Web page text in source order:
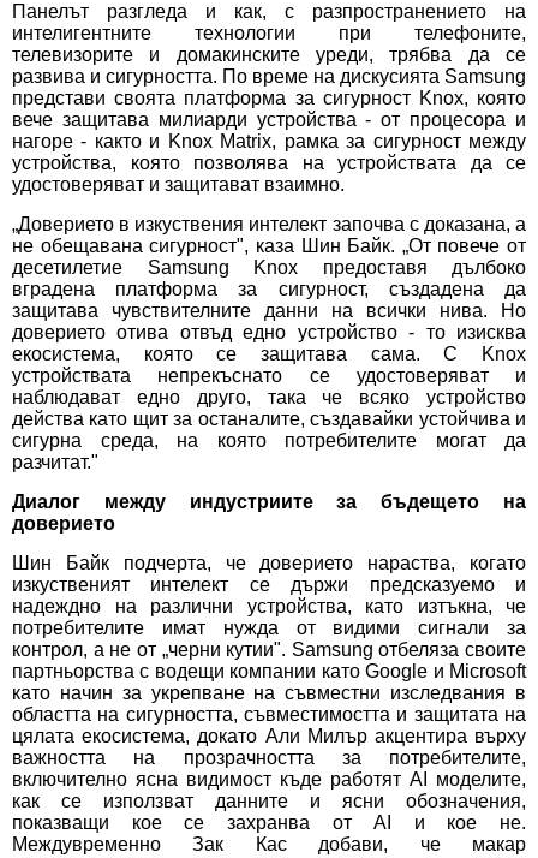
Панелът разгледа и как, с разпространението на
интелигентните технологии при телефоните,
телевизорите и домакинските уреди, трябва да се
развива и сигурността. По време на дискусията Samsung
представи своята платформа за сигурност Knox, която
вече защитава милиарди устройства - от процесора и
нагоре - както и Knox Matrix, рамка за сигурност между
устройства, която позволява на устройствата да се
удостоверяват и защитават взаимно.
„Доверието в изкуствения интелект започва с доказана, а
не обещавана сигурност", каза Шин Байк. „От повече от
десетилетие Samsung Knox предоставя дълбоко
вградена платформа за сигурност, създадена да
защитава чувствителните данни на всички нива. Но
доверието отива отвъд едно устройство - то изисква
екосистема, която се защитава сама. С Knox
устройствата непрекъснато се удостоверяват и
наблюдават едно друго, така че всяко устройство
действа като щит за останалите, създавайки устойчива и
сигурна среда, на която потребителите могат да
разчитат."
Диалог между индустриите за бъдещето на
доверието
Шин Байк подчерта, че доверието нараства, когато
изкуственият интелект се държи предсказуемо и
надеждно на различни устройства, като изтъкна, че
потребителите имат нужда от видими сигнали за
контрол, а не от „черни кутии". Samsung отбеляза своите
партньорства с водещи компании като Google и Microsoft
като начин за укрепване на съвместни изследвания в
областта на сигурността, съвместимостта и защитата на
цялата екосистема, докато Али Милър акцентира върху
важността на прозрачността за потребителите,
включително ясна видимост къде работят AI моделите,
как се използват данните и ясни обозначения,
показващи кое се захранва от AI и кое не.
Междувременно Зак Кас добави, че макар